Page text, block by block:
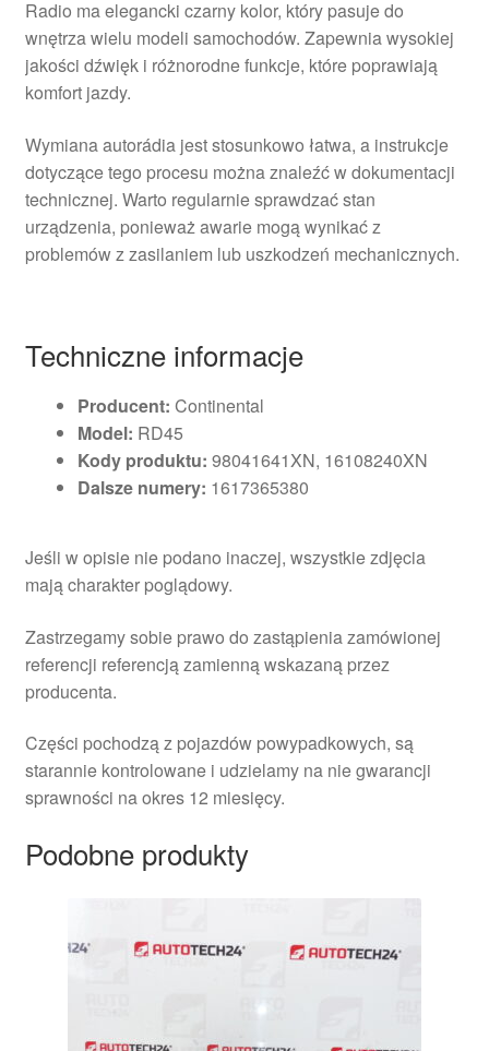
Radio ma elegancki czarny kolor, który pasuje do
wnętrza wielu modeli samochodów. Zapewnia wysokiej
jakości dźwięk i różnorodne funkcje, które poprawiają
komfort jazdy.
Wymiana autorádia jest stosunkowo łatwa, a instrukcje
dotyczące tego procesu można znaleźć w dokumentacji
technicznej. Warto regularnie sprawdzać stan
urządzenia, ponieważ awarie mogą wynikać z
problemów z zasilaniem lub uszkodzeń mechanicznych.
Techniczne informacje
Producent: Continental
Model: RD45
Kody produktu: 98041641XN, 16108240XN
Dalsze numery: 1617365380
Jeśli w opisie nie podano inaczej, wszystkie zdjęcia
mają charakter poglądowy.
Zastrzegamy sobie prawo do zastąpienia zamówionej
referencji referencją zamienną wskazaną przez
producenta.
Części pochodzą z pojazdów powypadkowych, są
starannie kontrolowane i udzielamy na nie gwarancji
sprawności na okres 12 miesięcy.
Podobne produkty